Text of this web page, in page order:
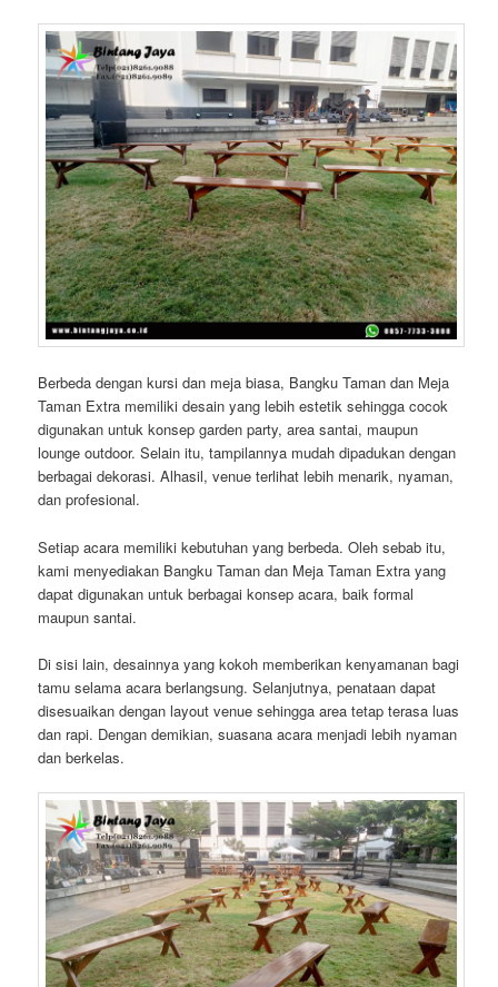
Berbeda dengan kursi dan meja biasa, Bangku Taman dan Meja
Taman Extra memiliki desain yang lebih estetik sehingga cocok
digunakan untuk konsep garden party, area santai, maupun
lounge outdoor. Selain itu, tampilannya mudah dipadukan dengan
berbagai dekorasi. Alhasil, venue terlihat lebih menarik, nyaman,
dan profesional.
Setiap acara memiliki kebutuhan yang berbeda. Oleh sebab itu,
kami menyediakan Bangku Taman dan Meja Taman Extra yang
dapat digunakan untuk berbagai konsep acara, baik formal
maupun santai.
Di sisi lain, desainnya yang kokoh memberikan kenyamanan bagi
tamu selama acara berlangsung. Selanjutnya, penataan dapat
disesuaikan dengan layout venue sehingga area tetap terasa luas
dan rapi. Dengan demikian, suasana acara menjadi lebih nyaman
dan berkelas.